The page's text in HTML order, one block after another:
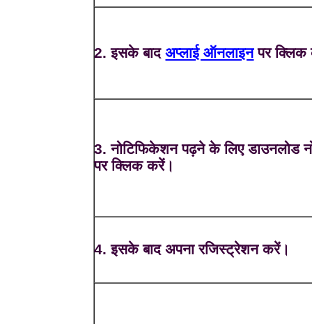
2. इसके बादअप्लाई ऑनलाइनपर क्लिक
3. नोटिफिकेशन पढ़ने के लिए डाउनलोड
पर क्लिक करें।
4. इसके बाद अपना रजिस्ट्रेशन करें।